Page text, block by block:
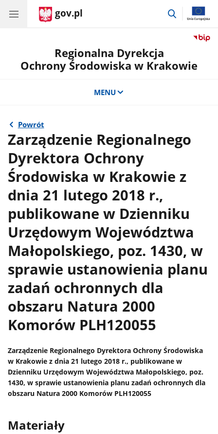
gov.pl
przejdź
Regionalna Dyrekcja
Ochrony Środowiska w Krakowie
MENU
Powrót
Zarządzenie Regionalnego
Dyrektora Ochrony
Środowiska w Krakowie z
dnia 21 lutego 2018 r.,
publikowane w Dzienniku
Urzędowym Województwa
Małopolskiego, poz. 1430, w
sprawie ustanowienia planu
zadań ochronnych dla
obszaru Natura 2000
Komorów PLH120055
Zarządzenie Regionalnego Dyrektora Ochrony Środowiska
w Krakowie z dnia 21 lutego 2018 r., publikowane w
Dzienniku Urzędowym Województwa Małopolskiego, poz.
1430, w sprawie ustanowienia planu zadań ochronnych dla
obszaru Natura 2000 Komorów PLH120055
Materiały